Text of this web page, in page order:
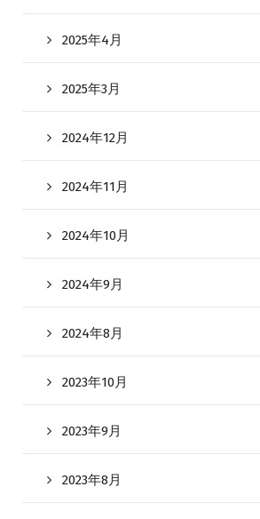
2025年4月
2025年3月
2024年12月
2024年11月
2024年10月
2024年9月
2024年8月
2023年10月
2023年9月
2023年8月